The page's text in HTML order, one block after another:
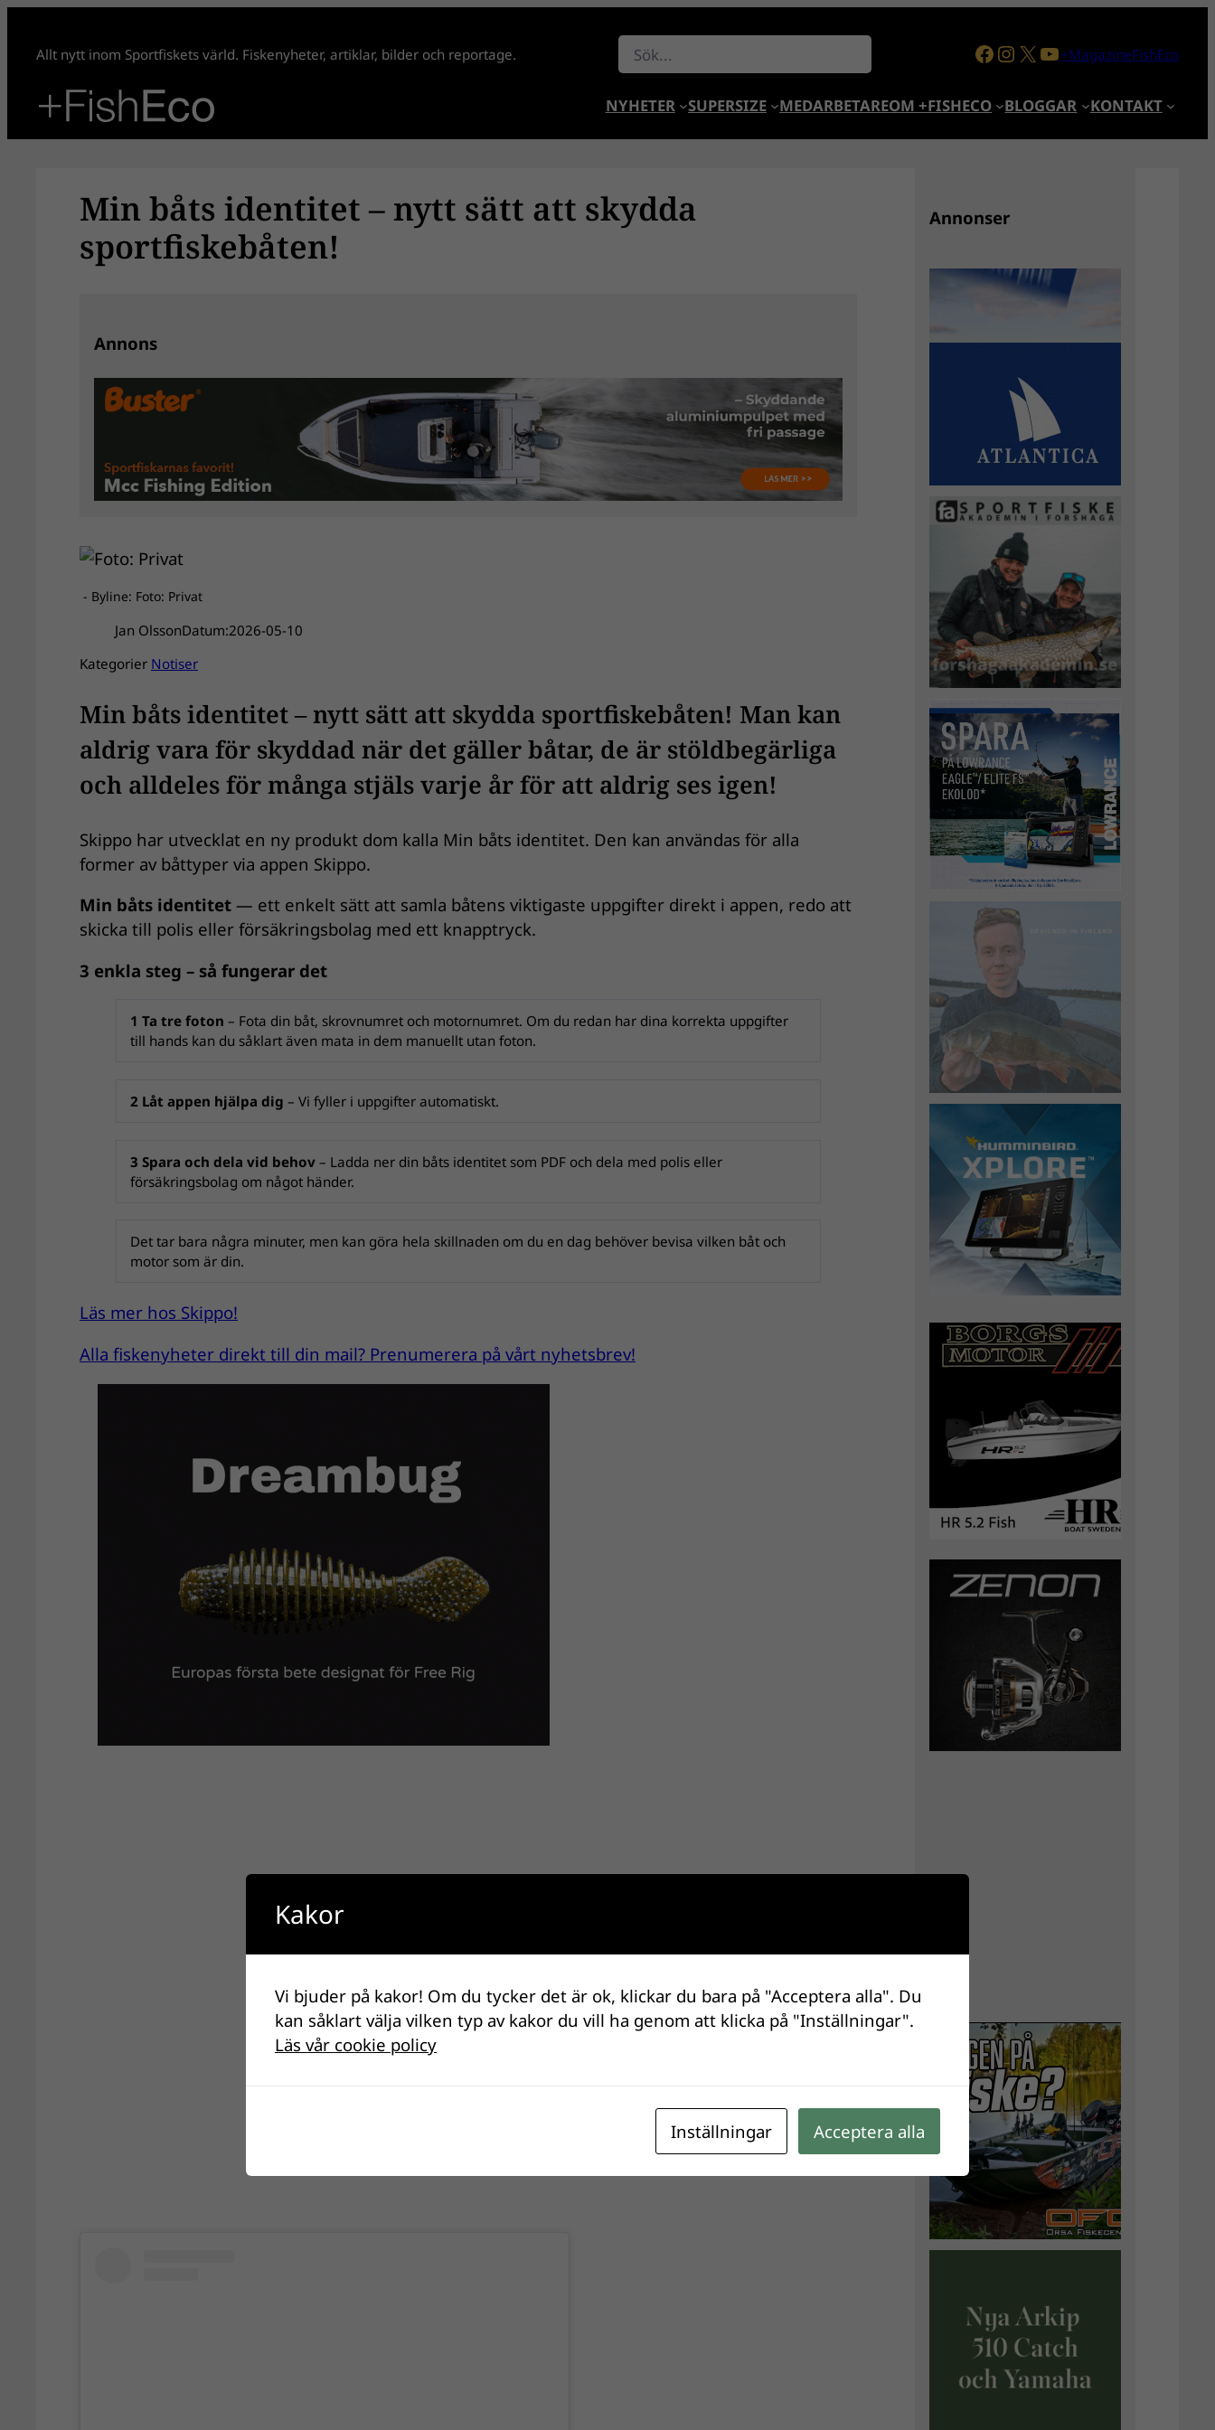
innehåll
Allt nytt inom Sportfiskets värld. Fiskenyheter, artiklar, bilder och reportage. Sök Facebook
Instagram
X YouTube
+MagazineFishEco
NYHETER SUPERSIZE MEDARBETAREOM +FISHECO BLOGGAR KONTAKT
Min båts identitet – nytt sätt att skydda
sportfiskebåten!
Annons
- Byline: Foto: Privat
Jan OlssonDatum:2026-05-10
Kategorier Notiser
Min båts identitet – nytt sätt att skydda sportfiskebåten! Man kan
aldrig vara för skyddad när det gäller båtar, de är stöldbegärliga
och alldeles för många stjäls varje år för att aldrig ses igen!
Skippo har utvecklat en ny produkt dom kalla Min båts identitet. Den kan användas för alla
former av båttyper via appen Skippo.
Min båts identitet — ett enkelt sätt att samla båtens viktigaste uppgifter direkt i appen, redo att
skicka till polis eller försäkringsbolag med ett knapptryck.
3 enkla steg – så fungerar det
1 Ta tre foton– Fota din båt, skrovnumret och motornumret. Om du redan har dina korrekta uppgifter
till hands kan du såklart även mata in dem manuellt utan foton.
2 Låt appen hjälpa dig– Vi fyller i uppgifter automatiskt.
3 Spara och dela vid behov– Ladda ner din båts identitet som PDF och dela med polis eller
försäkringsbolag om något händer.
Det tar bara några minuter, men kan göra hela skillnaden om du en dag behöver bevisa vilken båt och
motor som är din.
Läs mer hos Skippo!
Alla fiskenyheter direkt till din mail? Prenumerera på vårt nyhetsbrev!
Annonser
Kakor
Vi bjuder på kakor! Om du tycker det är ok, klickar du bara på "Acceptera alla". Du
kan såklart välja vilken typ av kakor du vill ha genom att klicka på "Inställningar".
Läs vår cookie policy
Inställningar Acceptera alla